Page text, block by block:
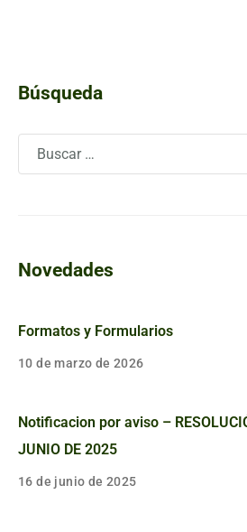
Búsqueda
Novedades
Formatos y Formularios
10 de marzo de 2026
Notificacion por aviso –
JUNIO DE 2025
16 de junio de 2025